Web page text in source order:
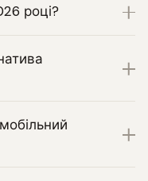
році?